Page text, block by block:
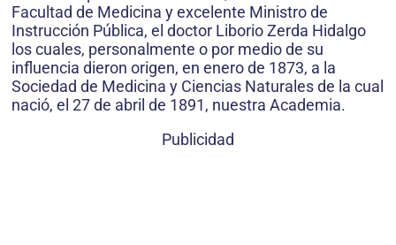
Facultad de Medicina y excelente Ministro de
Instrucción Pública, el doctor Liborio Zerda Hidalgo
los cuales, personalmente o por medio de su
influencia dieron origen, en enero de 1873, a la
Sociedad de Medicina y Ciencias Naturales de la cual
nació, el 27 de abril de 1891, nuestra Academia.
Publicidad